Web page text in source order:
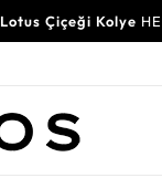
Lotus Çiçeği Kolye